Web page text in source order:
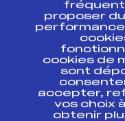
Ressources
Pass’Neige
Projet sportif
Projet de
Antidopage
Pôle
Scientifique
Listes
proposer
cookies de
sont
accepter,
vos choix
obtenir